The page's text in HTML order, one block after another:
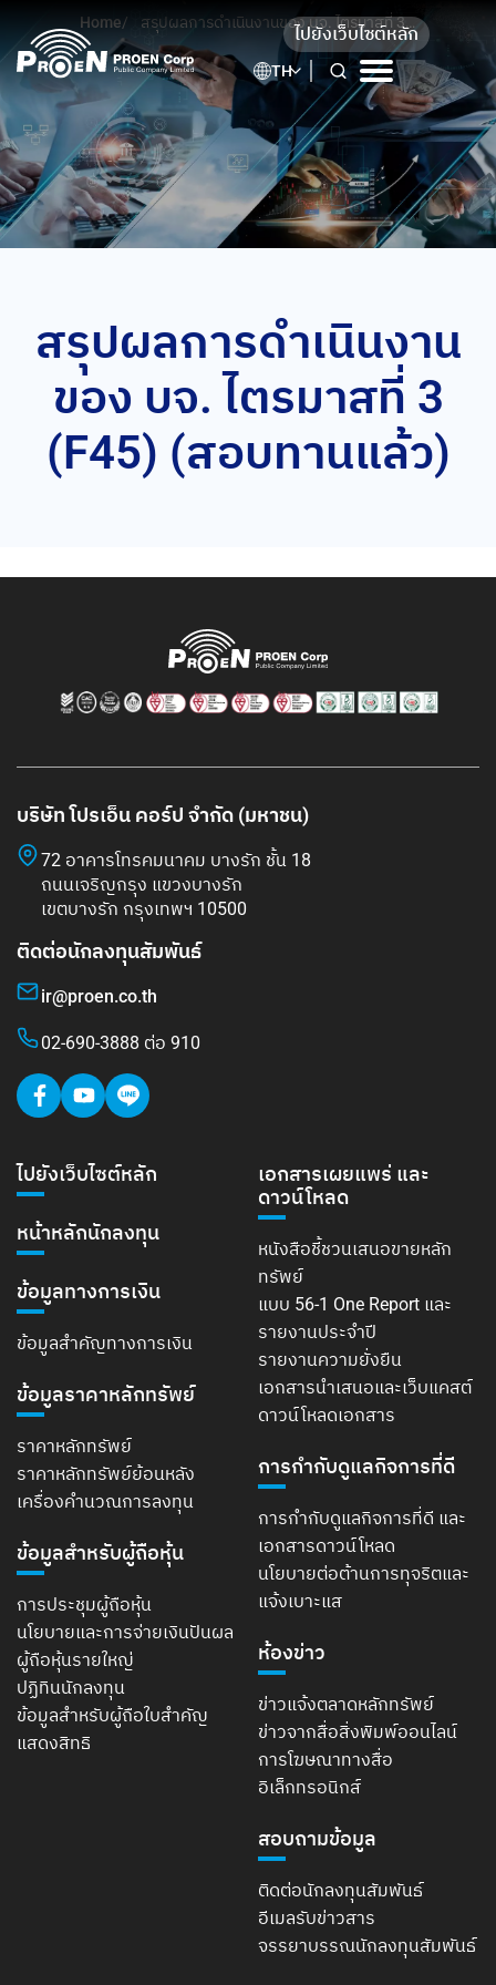
to
content
ไปยังเว็บไซต์หลัก
TH
Home/
สรุปผลการดำเนินงานของ บจ. ไตรมาสที่ 3
(F45) (สอบทานแล้ว)
สรุปผลการดำเนินงาน
ของ บจ. ไตรมาสที่ 3
(F45) (สอบทานแล้ว)
บริษัท โปรเอ็น คอร์ป จำกัด (มหาชน)
72 อาคารโทรคมนาคม บางรัก ชั้น 18
ถนนเจริญกรุง แขวงบางรัก
เขตบางรัก กรุงเทพฯ 10500
ติดต่อนักลงทุนสัมพันธ์
ir@proen.co.th
02-690-3888 ต่อ 910
ไปยังเว็บไซต์หลัก
หน้าหลักนักลงทุน
ข้อมูลทางการเงิน
ข้อมูลสำคัญทางการเงิน
ข้อมูลราคาหลักทรัพย์
ราคาหลักทรัพย์
ราคาหลักทรัพย์ย้อนหลัง
เครื่องคำนวณการลงทุน
ข้อมูลสำหรับผู้ถือหุ้น
การประชุมผู้ถือหุ้น
นโยบายและการจ่ายเงินปันผล
ผู้ถือหุ้นรายใหญ่
ปฏิทินนักลงทุน
ข้อมูลสำหรับผู้ถือใบสำคัญ
แสดงสิทธิ
เอกสารเผยแพร่ และ
ดาวน์โหลด
หนังสือชี้ชวนเสนอขายหลัก
ทรัพย์
แบบ 56-1 One Report และ
รายงานประจำปี
รายงานความยั่งยืน
เอกสารนำเสนอและเว็บแคสต์
ดาวน์โหลดเอกสาร
การกำกับดูแลกิจการที่ดี
การกำกับดูแลกิจการที่ดี และ
เอกสารดาวน์โหลด
นโยบายต่อต้านการทุจริตและ
แจ้งเบาะแส
ห้องข่าว
ข่าวแจ้งตลาดหลักทรัพย์
ข่าวจากสื่อสิ่งพิมพ์ออนไลน์
การโฆษณาทางสื่อ
อิเล็กทรอนิกส์
สอบถามข้อมูล
ติดต่อนักลงทุนสัมพันธ์
อีเมลรับข่าวสาร
จรรยาบรรณนักลงทุนสัมพันธ์